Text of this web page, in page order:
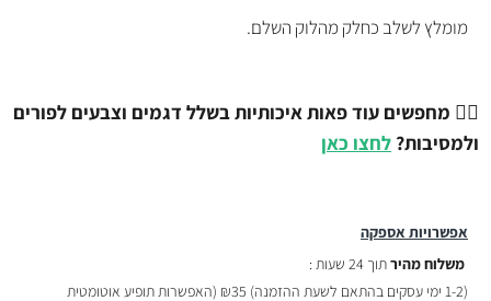
אפשרויות אספקה
משלוח מהירתוך 24 שעות :
(1-2 ימי עסקים בהתאם לשעת ההזמנה) ₪35 (האפשרות תופיע אוטומטית
💇‍♂️ מחפשים עוד פאות איכותיות בשלל דגמים וצבעים לפורים
ולמסיבות? לחצו כאן
מומלץ לשלב כחלק מהלוק השלם.